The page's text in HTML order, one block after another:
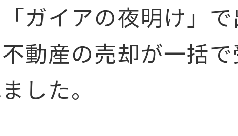
ガイアの夜明け」
動産の売却が一括
した。